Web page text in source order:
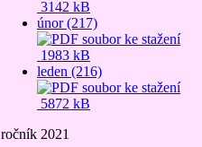
3142 kB
únor (217)
1983 kB
leden (216)
5872 kB
ročník 2021